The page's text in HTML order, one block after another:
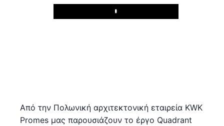
Play
Από την Πολωνική αρχιτεκτονική εταιρεία KWK
Promes μας παρουσιάζουν το έργο Quadrant